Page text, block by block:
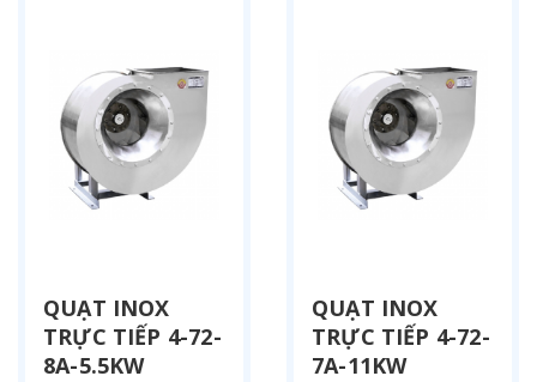
QUẠT INOX
TRỰC TIẾP 4-72-
8A-5.5KW
QUẠT INOX
TRỰC TIẾP 4-72-
7A-11KW